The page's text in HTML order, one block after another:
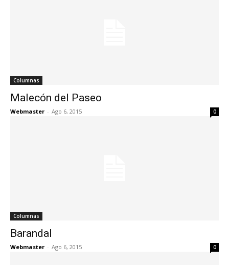
Columnas
Malecón del Paseo
Webmaster - Ago 6, 2015 0
Columnas
Barandal
Webmaster - Ago 6, 2015 0